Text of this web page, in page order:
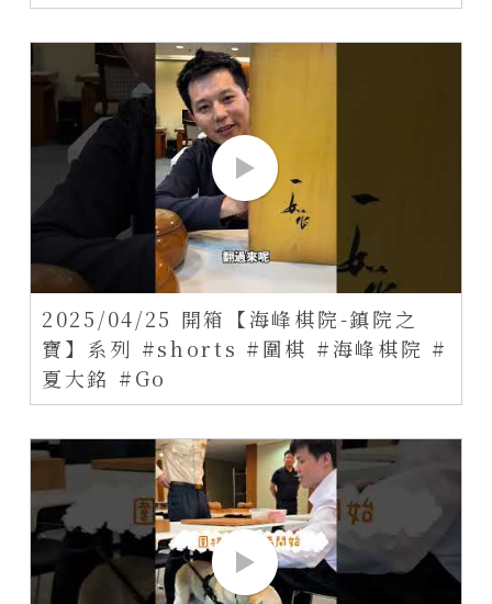
2025/04/25 開箱【海峰棋院-鎮院之
寶】系列 #shorts #圍棋 #海峰棋院 #
夏大銘 #Go